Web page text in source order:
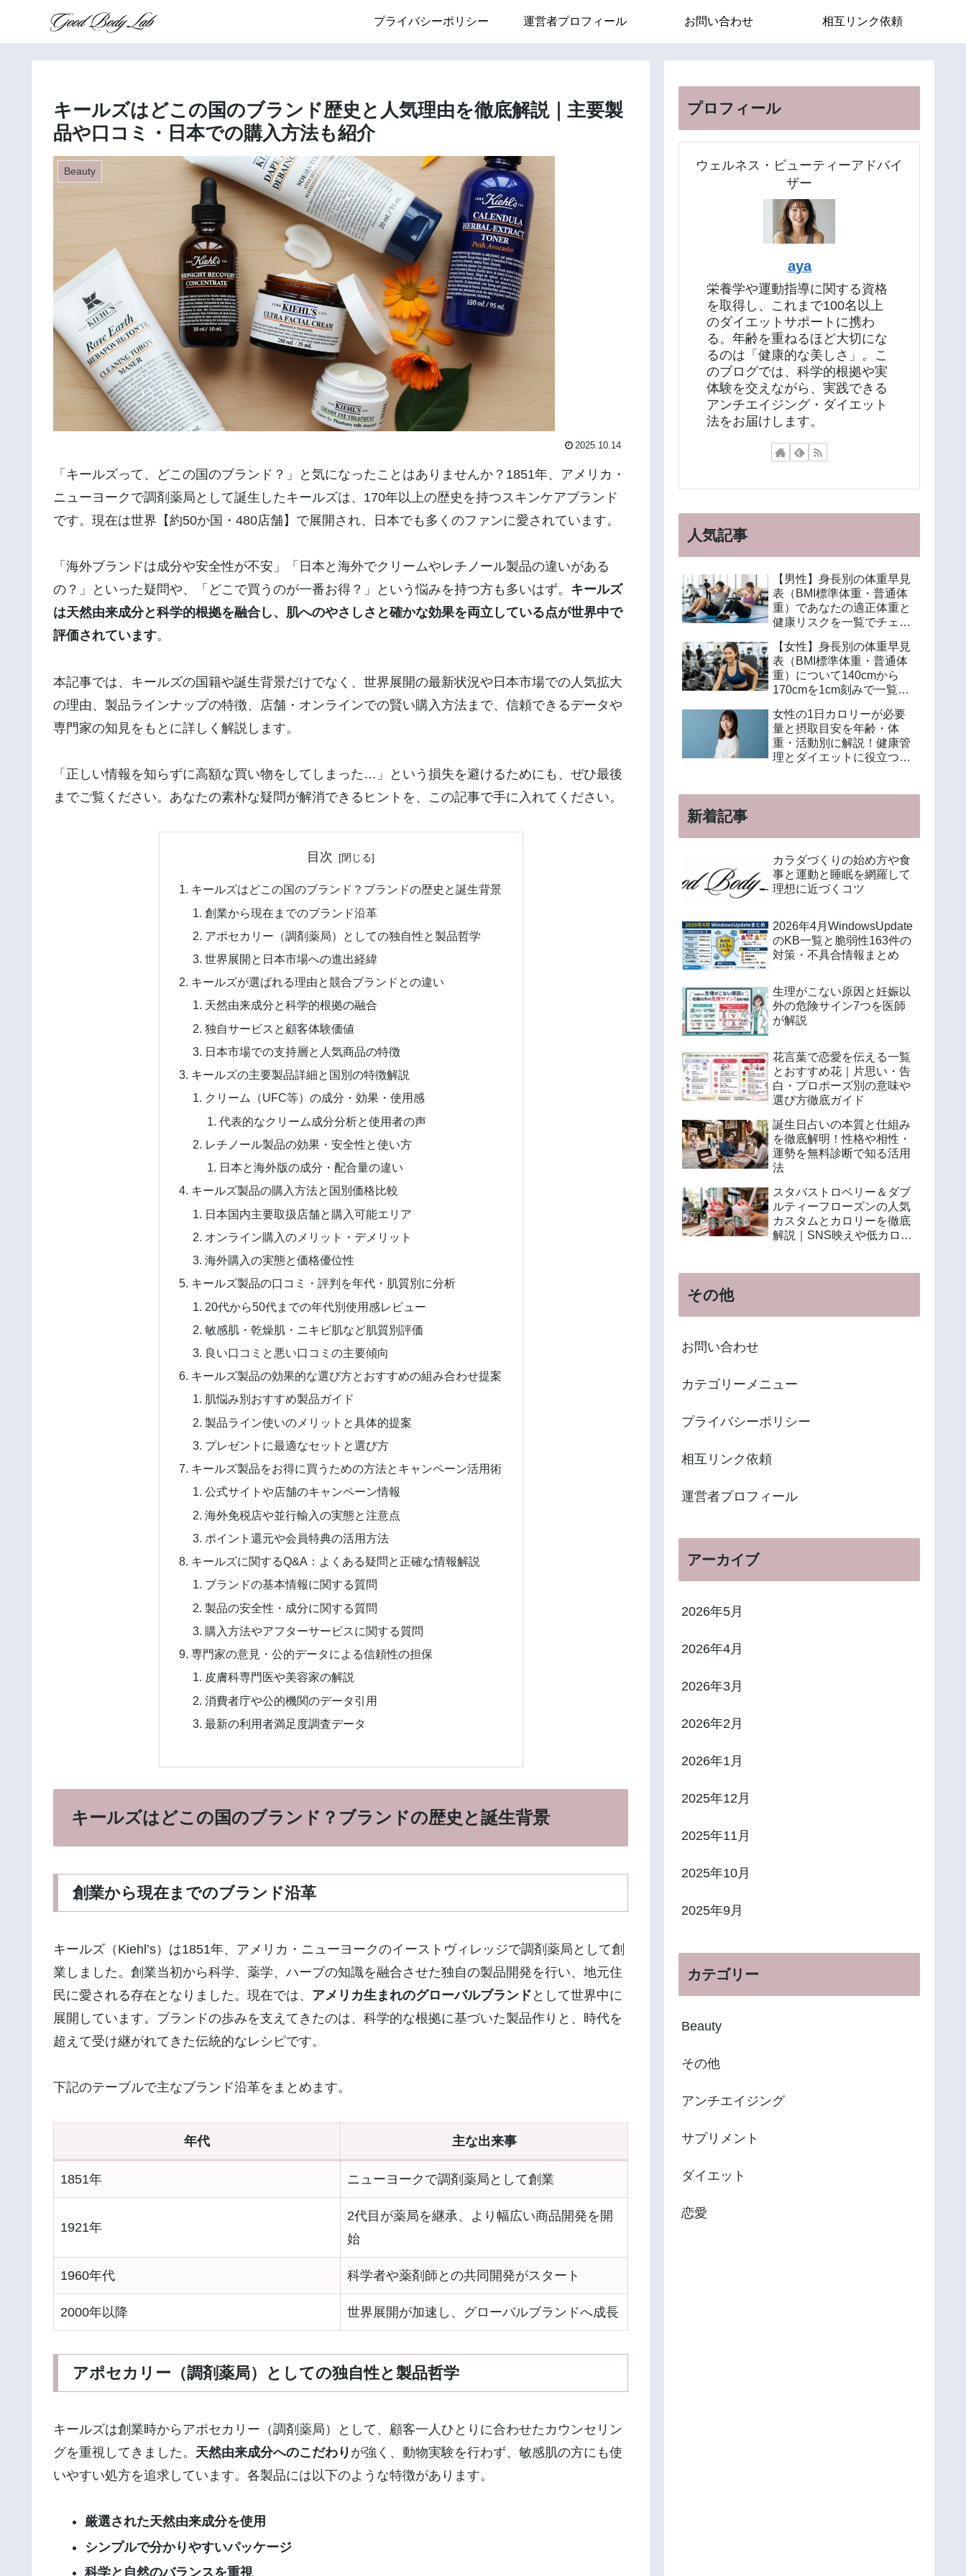
プライバシーポリシー 運営者プロフィール お問い合わせ 相互リンク依頼
キールズはどこの国のブランド歴史と人気理由を徹底解説｜主要製
品や口コミ・日本での購入方法も紹介
Beauty
2025.10.14
「キールズって、どこの国のブランド？」と気になったことはありませんか？1851年、アメリカ・
ニューヨークで調剤薬局として誕生したキールズは、170年以上の歴史を持つスキンケアブランド
です。現在は世界【約50か国・480店舗】で展開され、日本でも多くのファンに愛されています。
「海外ブランドは成分や安全性が不安」「日本と海外でクリームやレチノール製品の違いがある
の？」といった疑問や、「どこで買うのが一番お得？」という悩みを持つ方も多いはず。 キールズ
は天然由来成分と科学的根拠を融合し、肌へのやさしさと確かな効果を両立している点が世界中で
評価されています。
本記事では、キールズの国籍や誕生背景だけでなく、世界展開の最新状況や日本市場での人気拡大
の理由、製品ラインナップの特徴、店舗・オンラインでの賢い購入方法まで、信頼できるデータや
専門家の知見をもとに詳しく解説します。
「正しい情報を知らずに高額な買い物をしてしまった…」という損失を避けるためにも、ぜひ最後
までご覧ください。あなたの素朴な疑問が解消できるヒントを、この記事で手に入れてください。
目次
キールズはどこの国のブランド？ブランドの歴史と誕生背景
創業から現在までのブランド沿革
アポセカリー（調剤薬局）としての独自性と製品哲学
世界展開と日本市場への進出経緯
キールズが選ばれる理由と競合ブランドとの違い
天然由来成分と科学的根拠の融合
独自サービスと顧客体験価値
日本市場での支持層と人気商品の特徴
キールズの主要製品詳細と国別の特徴解説
クリーム（UFC等）の成分・効果・使用感
代表的なクリーム成分分析と使用者の声
レチノール製品の効果・安全性と使い方
日本と海外版の成分・配合量の違い
キールズ製品の購入方法と国別価格比較
日本国内主要取扱店舗と購入可能エリア
オンライン購入のメリット・デメリット
海外購入の実態と価格優位性
キールズ製品の口コミ・評判を年代・肌質別に分析
20代から50代までの年代別使用感レビュー
敏感肌・乾燥肌・ニキビ肌など肌質別評価
良い口コミと悪い口コミの主要傾向
キールズ製品の効果的な選び方とおすすめの組み合わせ提案
肌悩み別おすすめ製品ガイド
製品ライン使いのメリットと具体的提案
プレゼントに最適なセットと選び方
キールズ製品をお得に買うための方法とキャンペーン活用術
公式サイトや店舗のキャンペーン情報
海外免税店や並行輸入の実態と注意点
ポイント還元や会員特典の活用方法
キールズに関するQ&A：よくある疑問と正確な情報解説
ブランドの基本情報に関する質問
製品の安全性・成分に関する質問
購入方法やアフターサービスに関する質問
専門家の意見・公的データによる信頼性の担保
皮膚科専門医や美容家の解説
消費者庁や公的機関のデータ引用
最新の利用者満足度調査データ
キールズはどこの国のブランド？ブランドの歴史と誕生背景
創業から現在までのブランド沿革
キールズ（Kiehl’s）は1851年、アメリカ・ニューヨークのイーストヴィレッジで調剤薬局として創
業しました。創業当初から科学、薬学、ハーブの知識を融合させた独自の製品開発を行い、地元住
民に愛される存在となりました。現在では、 アメリカ生まれのグローバルブランド として世界中に
展開しています。ブランドの歩みを支えてきたのは、科学的な根拠に基づいた製品作りと、時代を
超えて受け継がれてきた伝統的なレシピです。
下記のテーブルで主なブランド沿革をまとめます。
年代 主な出来事
1851年 ニューヨークで調剤薬局として創業
1921年
2代目が薬局を継承、より幅広い商品開発を開
始
1960年代 科学者や薬剤師との共同開発がスタート
2000年以降 世界展開が加速し、グローバルブランドへ成長
アポセカリー（調剤薬局）としての独自性と製品哲学
キールズは創業時からアポセカリー（調剤薬局）として、顧客一人ひとりに合わせたカウンセリン
グを重視してきました。 天然由来成分へのこだわり が強く、動物実験を行わず、敏感肌の方にも使
いやすい処方を追求しています。各製品には以下のような特徴があります。
厳選された天然由来成分を使用
シンプルで分かりやすいパッケージ
科学と自然のバランスを重視
プロフィール
ウェルネス・ビューティーアドバイ
ザー
aya
栄養学や運動指導に関する資格
を取得し、これまで100名以上
のダイエットサポートに携わ
る。年齢を重ねるほど大切にな
るのは「健康的な美しさ」。こ
のブログでは、科学的根拠や実
体験を交えながら、実践できる
アンチエイジング・ダイエット
法をお届けします。
人気記事
【男性】身長別の体重早見
表（BMI標準体重・普通体
重）であなたの適正体重と
健康リスクを一覧でチェッ
【女性】身長別の体重早見
表（BMI標準体重・普通体
重）について140cmから
170cmを1cm刻みで一覧解
算方法も紹介
女性の1日カロリーが必要
量と摂取目安を年齢・体
重・活動別に解説！健康管
理とダイエットに役立つ計
新着記事
カラダづくりの始め方や食
事と運動と睡眠を網羅して
理想に近づくコツ
2026年4月WindowsUpdate
のKB一覧と脆弱性163件の
対策・不具合情報まとめ
生理がこない原因と妊娠以
外の危険サイン7つを医師
が解説
花言葉で恋愛を伝える一覧
とおすすめ花｜片思い・告
白・プロポーズ別の意味や
選び方徹底ガイド
誕生日占いの本質と仕組み
を徹底解明！性格や相性・
運勢を無料診断で知る活用
法
スタバストロベリー＆ダブ
ルティーフローズンの人気
カスタムとカロリーを徹底
解説｜SNS映えや低カロリ
その他
お問い合わせ
カテゴリーメニュー
プライバシーポリシー
相互リンク依頼
運営者プロフィール
アーカイブ
2026年5月
2026年4月
2026年3月
2026年2月
2026年1月
2025年12月
2025年11月
2025年10月
2025年9月
カテゴリー
Beauty
その他
アンチエイジング
サプリメント
ダイエット
恋愛